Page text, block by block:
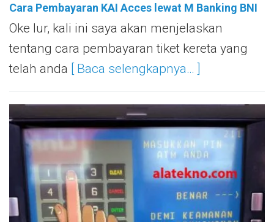
Cara Pembayaran KAI Acces lewat M Banking BNI
Oke lur, kali ini saya akan menjelaskan
tentang cara pembayaran tiket kereta yang
telah anda [ Baca selengkapnya… ]